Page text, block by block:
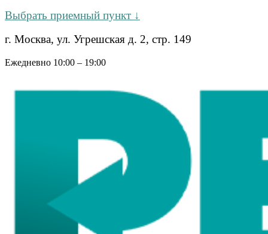
Выбрать приемный пункт ↓
г. Москва, ул. Угрешская д. 2, стр. 149
Ежедневно 10:00 – 19:00